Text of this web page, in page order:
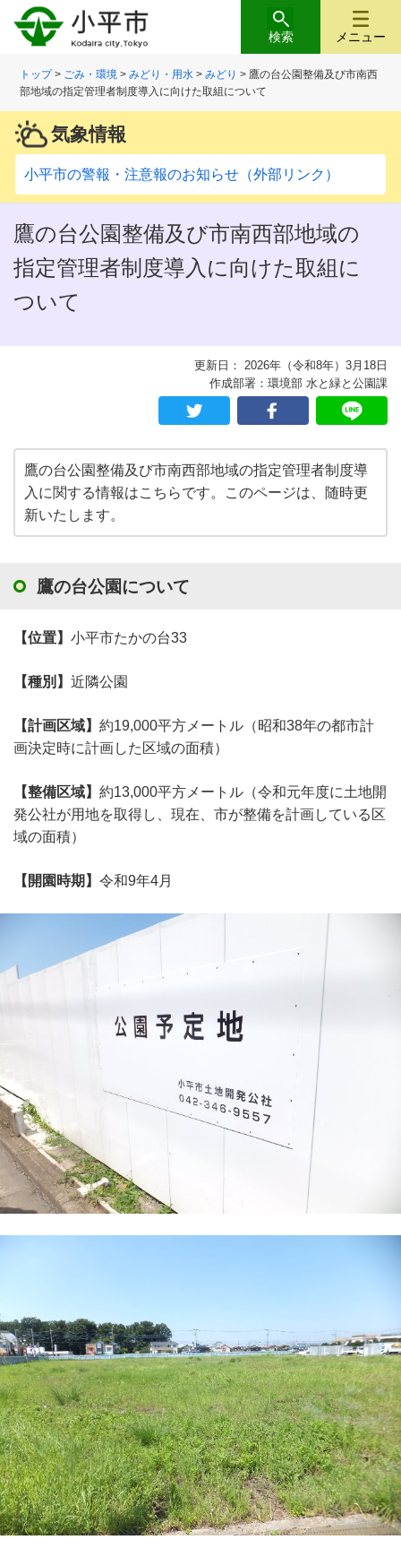
メニュー
検索
トップ> ごみ・環境 >みどり・用水 >みどり > 鷹の台公園整備及び市南西
部地域の指定管理者制度導入に向けた取組について
気象情報
小平市の警報・注意報のお知らせ（外部リンク）
鷹の台公園整備及び市南西部地域の
指定管理者制度導入に向けた取組に
ついて
更新日： 2026年（令和8年）3月18日
作成部署：環境部 水と緑と公園課
鷹の台公園整備及び市南西部地域の指定管理者制度導
入に関する情報はこちらです。このページは、随時更
新いたします。
鷹の台公園について
【位置】 小平市たかの台33
【種別】 近隣公園
【計画区域】 約19,000平方メートル（昭和38年の都市計
画決定時に計画した区域の面積）
【整備区域】 約13,000平方メートル（令和元年度に土地開
発公社が用地を取得し、現在、市が整備を計画している区
域の面積）
【開園時期】 令和9年4月